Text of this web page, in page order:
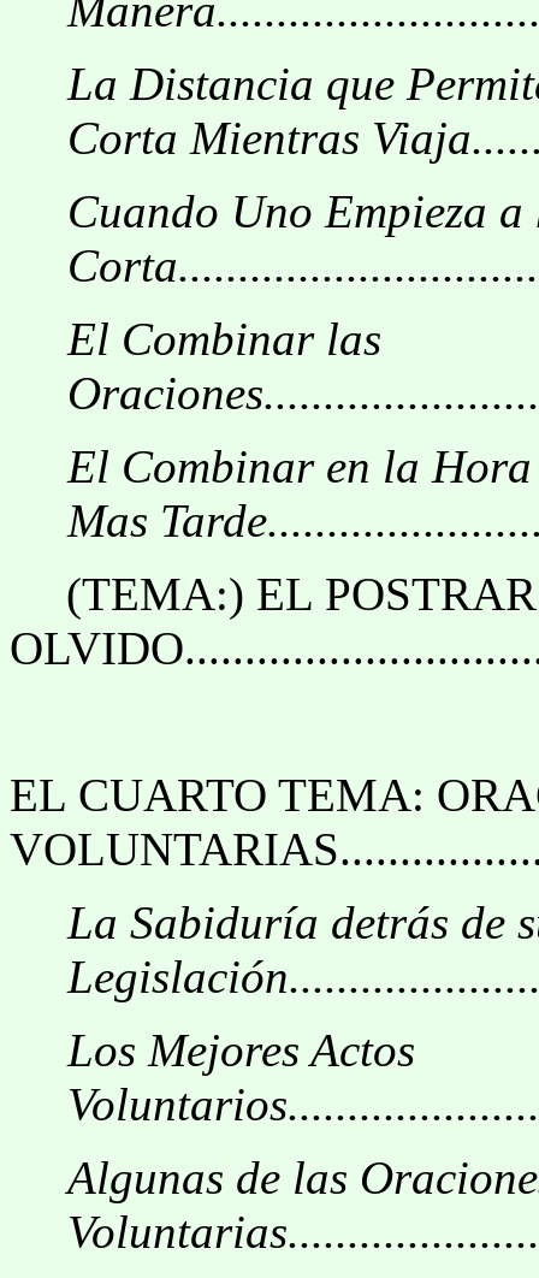
La Distancia que
Corta Mientras
Cuando Uno Empieza
El Combinar las
El Combinar en la
Mas
(TEMA:) EL
EL CUARTO TEMA:
La Sabiduría detrás de
Los Mejores Actos
Algunas de las